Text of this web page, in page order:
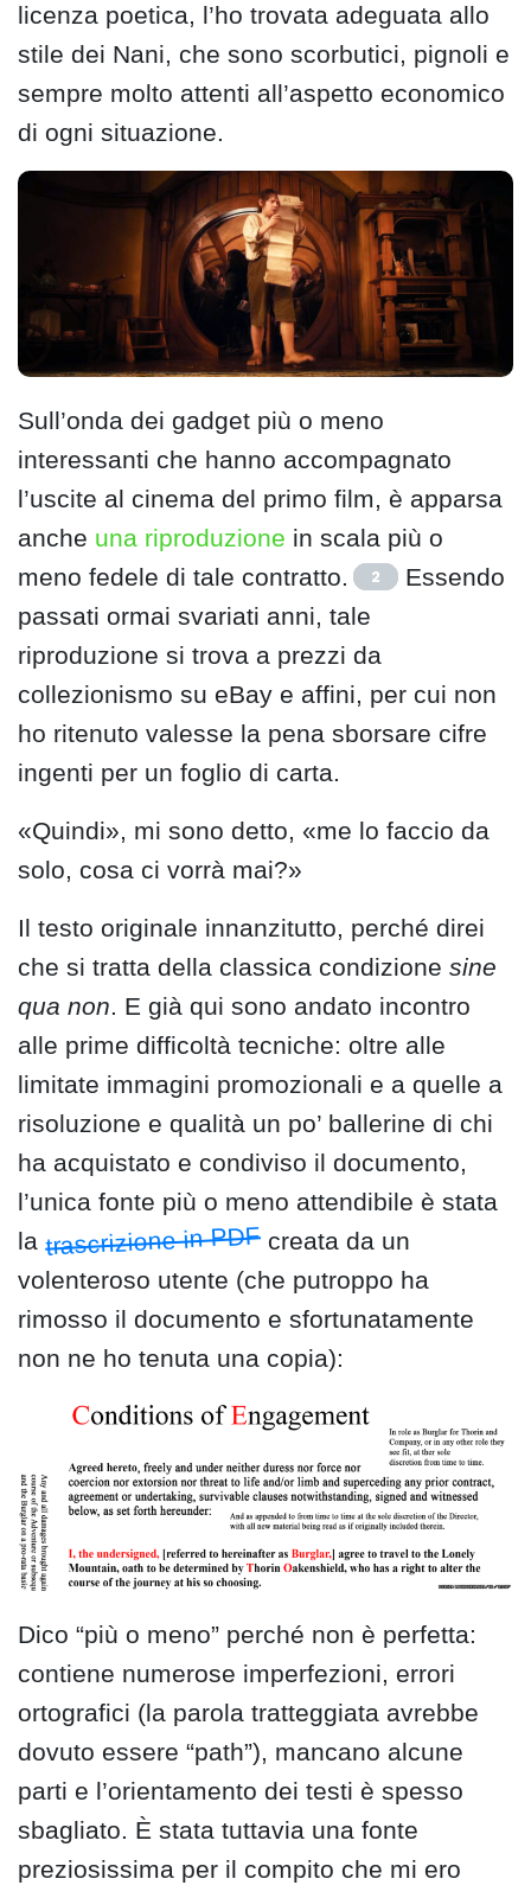
licenza poetica, l’ho trovata adeguata allo
stile dei Nani, che sono scorbutici, pignoli e
sempre molto attenti all’aspetto economico
di ogni situazione.
Sull’onda dei gadget più o meno
interessanti che hanno accompagnato
l’uscite al cinema del primo film, è apparsa
anche una riproduzione in scala più o
meno fedele di tale contratto.
2
Essendo
passati ormai svariati anni, tale
riproduzione si trova a prezzi da
collezionismo su eBay e affini, per cui non
ho ritenuto valesse la pena sborsare cifre
ingenti per un foglio di carta.
«Quindi», mi sono detto, «me lo faccio da
solo, cosa ci vorrà mai?»
Il testo originale innanzitutto, perché direi
che si tratta della classica condizione sine
qua non. E già qui sono andato incontro
alle prime difficoltà tecniche: oltre alle
limitate immagini promozionali e a quelle a
risoluzione e qualità un po’ ballerine di chi
ha acquistato e condiviso il documento,
l’unica fonte più o meno attendibile è stata
la trascrizione in PDF creata da un
volenteroso utente (che putroppo ha
rimosso il documento e sfortunatamente
non ne ho tenuta una copia):
Dico “più o meno” perché non è perfetta:
contiene numerose imperfezioni, errori
ortografici (la parola tratteggiata avrebbe
dovuto essere “path”), mancano alcune
parti e l’orientamento dei testi è spesso
sbagliato. È stata tuttavia una fonte
preziosissima per il compito che mi ero